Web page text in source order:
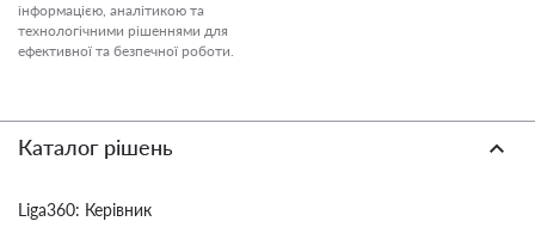
інформацією, аналітикою та
технологічними рішеннями для
ефективної та безпечної роботи.
Каталог рішень
Liga360: Керівник